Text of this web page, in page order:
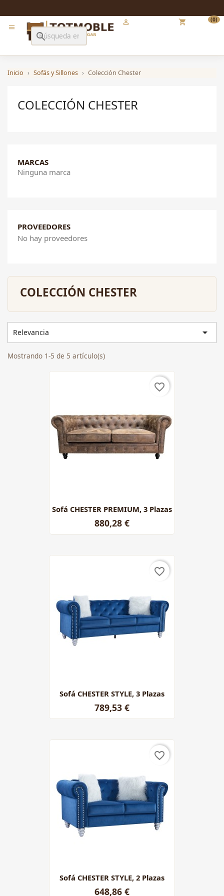

shopping_cart (0)

search
Inicio Sofás y Sillones Colección Chester
COLECCIÓN CHESTER
MARCAS
Ninguna marca
PROVEEDORES
No hay proveedores
COLECCIÓN CHESTER
Relevancia 
Mostrando 1-5 de 5 artículo(s)
Sofá CHESTER PREMIUM, 3 Plazas
880,28 €
favorite_border
Sofá CHESTER STYLE, 3 Plazas
789,53 €
favorite_border
Sofá CHESTER STYLE, 2 Plazas
648,86 €
favorite_border